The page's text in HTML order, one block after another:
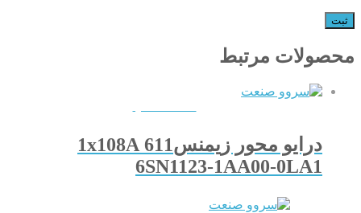
محصولات مرتبط
درایو محور زیمنس611 1x108A
6SN1123-1AA00-0LA1